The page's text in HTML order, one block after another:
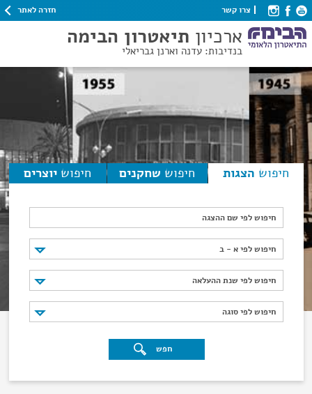
צרו קשר חזרה לאתר
ארכיון תיאטרון הבימה
בנדיבות: עדנה וארנן גבריאלי
חיפוש הצגות חיפוש שחקנים חיפוש יוצרים
חיפוש לפי שם ההצגה
חיפוש לפי א - ב
חיפוש לפי א - ב
חיפוש לפי שנת ההעלאה
חיפוש לפי שנת ההעלאה
חיפוש לפי סוגה
חיפוש לפי סוגה
חפש